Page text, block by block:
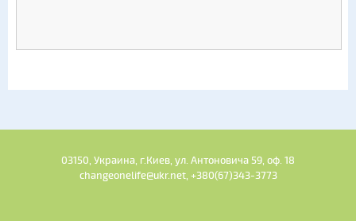
03150, Украина, г.Киев, ул. Антоновича 59, оф. 18
changeonelife@ukr.net, +380(67)343-3773